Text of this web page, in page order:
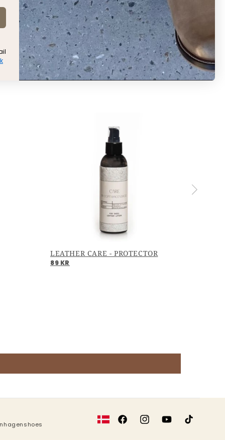
SAVANNAH SUEDE - BISCUIT
899 KR
LEATHER CARE - PROTECTOR
89 KR
FacebookInstagramYouTubeTikTok